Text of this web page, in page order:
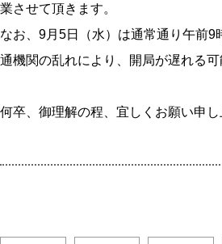
業させて頂きます。
なお、9月5日（水）は通常通り午前9
通機関の乱れにより、開局が遅れる可
何卒、御理解の程、宜しくお願い申し